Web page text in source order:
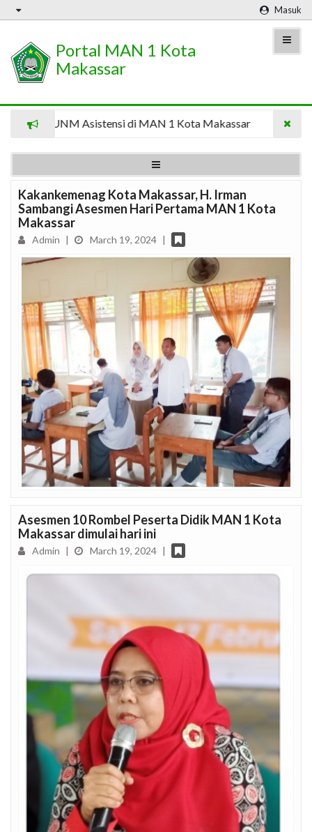
Masuk
Portal MAN 1 Kota
Makassar
UNM Asistensi di MAN 1 Kota Makassar 8
Kakankemenag Kota Makassar, H. Irman
Sambangi Asesmen Hari Pertama MAN 1 Kota
Makassar
Admin | March 19, 2024 |
Asesmen 10 Rombel Peserta Didik MAN 1 Kota
Makassar dimulai hari ini
Admin | March 19, 2024 |